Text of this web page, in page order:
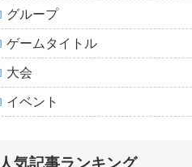
グループ
ゲームタイトル
大会
イベント
人気記事ランキング